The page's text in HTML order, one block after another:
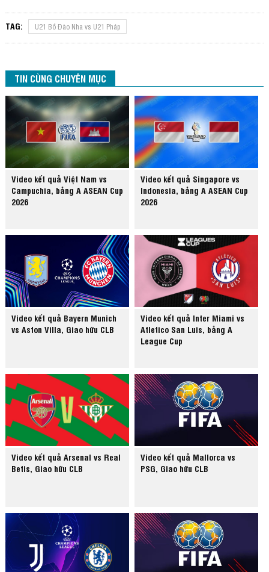
TAG: U21 Bồ Đào Nha vs U21 Pháp
TIN CÙNG CHUYÊN MỤC
Video kết quả Việt Nam vs
Campuchia, bảng A ASEAN Cup
2026
Video kết quả Singapore vs
Indonesia, bảng A ASEAN Cup
2026
Video kết quả Bayern Munich
vs Aston Villa, Giao hữu CLB
Video kết quả Inter Miami vs
Atletico San Luis, bảng A
League Cup
Video kết quả Arsenal vs Real
Betis, Giao hữu CLB
Video kết quả Mallorca vs
PSG, Giao hữu CLB